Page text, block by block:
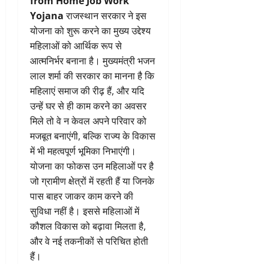
Yojanaराजस्थान सरकार ने इस
योजना को शुरू करने का मुख्य उद्देश्य
महिलाओं को आर्थिक रूप से
आत्मनिर्भर बनाना है। मुख्यमंत्री भजन
लाल शर्मा की सरकार का मानना है कि
महिलाएं समाज की रीढ़ हैं, और यदि
उन्हें घर से ही काम करने का अवसर
मिले तो वे न केवल अपने परिवार को
मजबूत बनाएंगी, बल्कि राज्य के विकास
में भी महत्वपूर्ण भूमिका निभाएंगी।
योजना का फोकस उन महिलाओं पर है
जो ग्रामीण क्षेत्रों में रहती हैं या जिनके
पास बाहर जाकर काम करने की
सुविधा नहीं है। इससे महिलाओं में
कौशल विकास को बढ़ावा मिलता है,
और वे नई तकनीकों से परिचित होती
हैं।